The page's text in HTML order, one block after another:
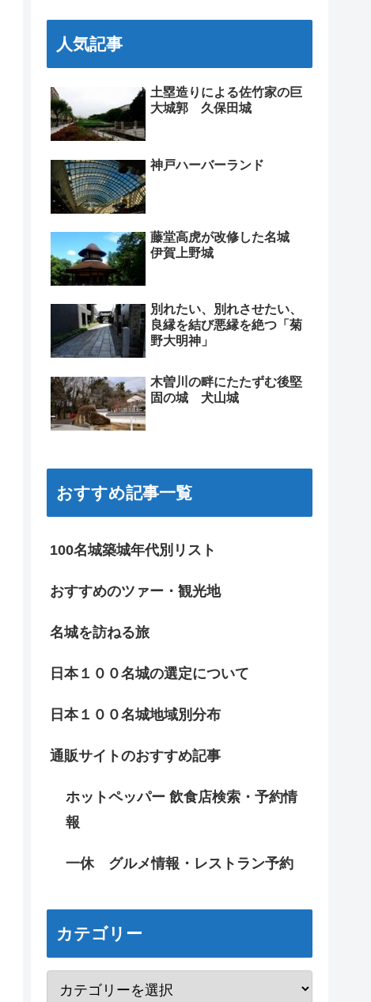
人気記事
土塁造りによる佐竹家の巨
大城郭 久保田城
神戸ハーバーランド
藤堂高虎が改修した名城
伊賀上野城
別れたい、別れさせたい、
良縁を結び悪縁を絶つ「菊
野大明神」
木曽川の畔にたたずむ後堅
固の城 犬山城
おすすめ記事一覧
100名城築城年代別リスト
おすすめのツァー・観光地
名城を訪ねる旅
日本１００名城の選定について
日本１００名城地域別分布
通販サイトのおすすめ記事
ホットペッパー 飲食店検索・予約情
報
一休 グルメ情報・レストラン予約
カテゴリー